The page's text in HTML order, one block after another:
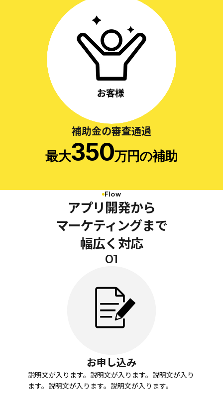
補助金の審査通過
最大350万円の補助
Flow
アプリ開発から
マーケティングまで
幅広く対応
01
お申し込み
説明文が入ります。説明文が入ります。説明文が入り
ます。説明文が入ります。説明文が入ります。